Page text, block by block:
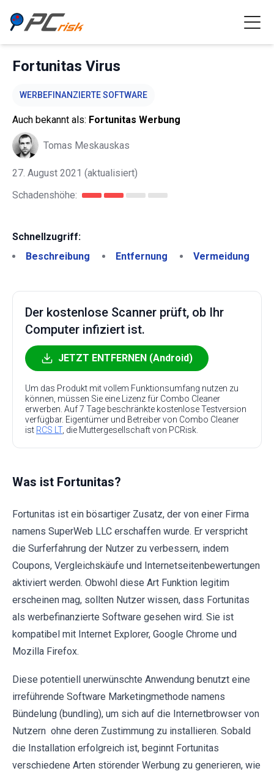
Fortunitas Virus
WERBEFINANZIERTE SOFTWARE
Auch bekannt als: Fortunitas Werbung
Tomas Meskauskas
27. August 2021 (aktualisiert)
Schadenshöhe:
Schnellzugriff:
Beschreibung
Entfernung Vermeidung
Der kostenlose Scanner prüft, ob Ihr
Computer infiziert ist.
JETZT ENTFERNEN (Android)
Um das Produkt mit vollem Funktionsumfang nutzen zu
können, müssen Sie eine Lizenz für Combo Cleaner
erwerben. Auf 7 Tage beschränkte kostenlose Testversion
verfügbar. Eigentümer und Betreiber von Combo Cleaner
ist RCS LT, die Muttergesellschaft von PCRisk.
Was ist Fortunitas?
Fortunitas ist ein bösartiger Zusatz, der von einer Firma
namens SuperWeb LLC erschaffen wurde. Er verspricht
die Surferfahrung der Nutzer zu verbessern, indem
Coupons, Vergleichskäufe und Internetseitenbewertungen
aktiviert werden. Obwohl diese Art Funktion legitim
erscheinen mag, sollten Nutzer wissen, dass Fortunitas
als werbefinanzierte Software gesehen wird. Sie ist
kompatibel mit Internet Explorer, Google Chrome und
Mozilla Firefox.
Diese potentiell unerwünschte Anwendung benutzt eine
irreführende Software Marketingmethode namens
Bündelung (bundling), um sich auf die Internetbrowser von
Nutzern ohne deren Zustimmung zu installieren. Sobald
die Installation erfolgreich ist, beginnt Fortunitas
verschiedene Arten störender Werbung zu generieren, wie